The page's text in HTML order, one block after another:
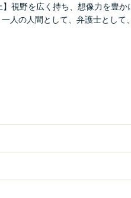
】視野を広く持ち、想像力を豊
人の人間として、弁護士として